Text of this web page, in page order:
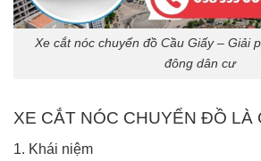
Xe cắt nóc chuyển đồ Cầu Giấy – Giải
đông dân cư
XE CẮT NÓC CHUYỂN ĐỒ LÀ
1. Khái niệm